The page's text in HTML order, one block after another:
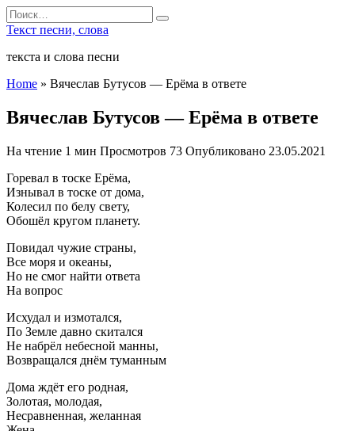
Перейти
к
Search
for:
Текст песни, слова
текста и слова песни
Home » Вячеслав Бутусов — Ерёма в ответе
Вячеслав Бутусов — Ерёма в ответе
На чтение 1 мин Просмотров 73 Опубликовано 23.05.2021
Горевал в тоске Ерёма,
Изнывал в тоске от дома,
Колесил по белу свету,
Обошёл кругом планету.
Повидал чужие страны,
Все моря и океаны,
Но не смог найти ответа
На вопрос
Исхудал и измотался,
По Земле давно скитался
Не набрёл небесной манны,
Возвращался днём туманным
Дома ждёт его родная,
Золотая, молодая,
Несравненная, желанная